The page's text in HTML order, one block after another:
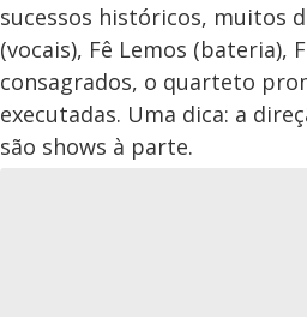
sucessos históricos, muitos
(vocais), Fê Lemos (bateria),
consagrados, o quarteto
executadas. Uma dica: a
são shows à parte.